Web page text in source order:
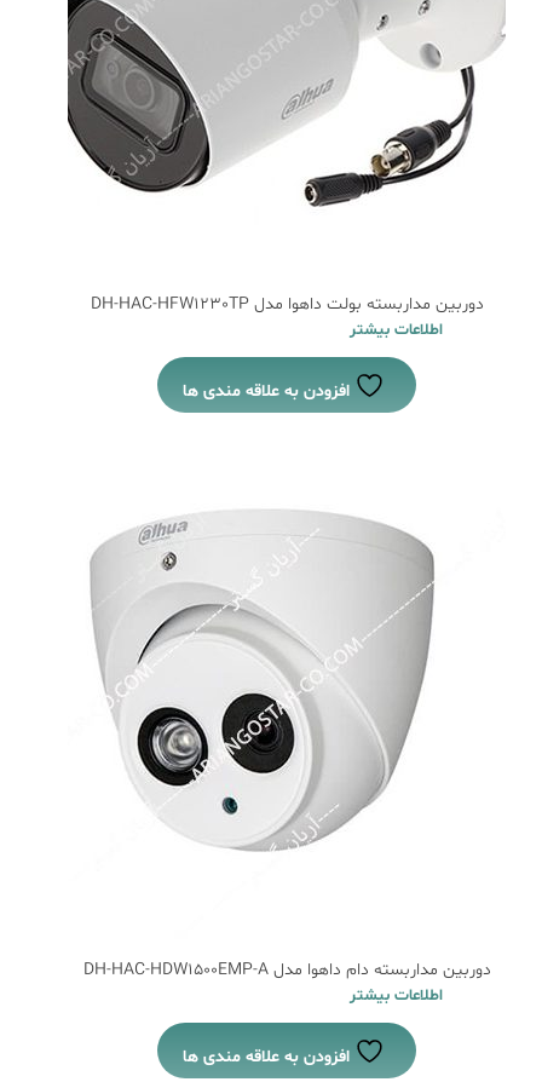
دوربین مداربسته بولت داهوا مدل DH-HAC-HFW1230TP
اطلاعات بیشتر
افزودن به علاقه مندی ها
دوربین مداربسته دام داهوا مدل DH-HAC-HDW1500EMP-A
اطلاعات بیشتر
افزودن به علاقه مندی ها